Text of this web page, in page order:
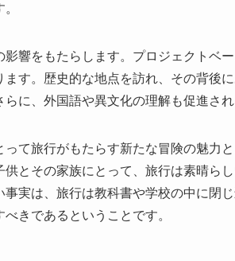
響をもたらします。プロジェクトベ
ます。歴史的な地点を訪れ、その背後
に、外国語や異文化の理解も促進さ
て旅行がもたらす新たな冒険の魅力
とその家族にとって、旅行は素晴ら
実は、旅行は教科書や学校の中に閉
きであるということです。